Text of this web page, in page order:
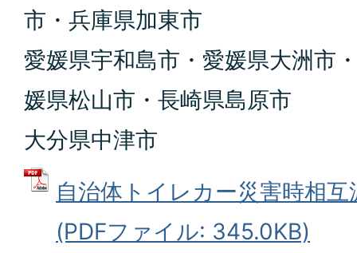
市・兵庫県加東市
愛媛県宇和島市・愛媛県大洲市
媛県松山市・長崎県島原市
大分県中津市
自治体トイレカー災害時相
(PDFファイル: 345.0KB)